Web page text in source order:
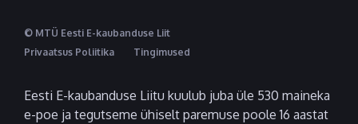
© MTÜ Eesti E-kaubanduse Liit
Privaatsus Poliitika
Tingimused
Eesti E-kaubanduse Liitu kuulub juba üle 530 maineka
e-poe ja tegutseme ühiselt paremuse poole 16 aastat